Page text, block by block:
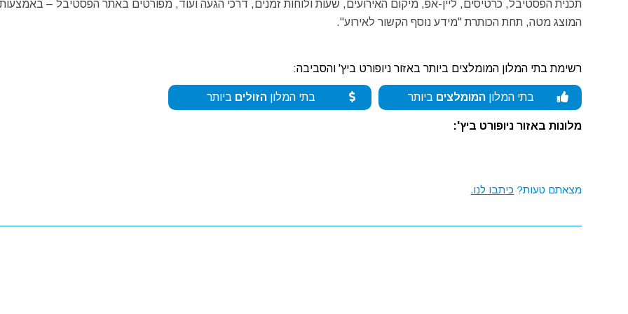
תכנית הפסטיבל, כרטיסים, ליין-אפ, מיקום האירועים, שעות ולוחות זמנים, דרכי הגעה ועוד, מפורטים באתר הפסטיבל –
המוצג מטה, תחת הכותרת "מידע נוסף הקשור לאירוע".
רשימת בתי המלון המומלצים ביותר באזור ניופורט ביץ' והסביבה:
בתי המלון המומלצים ביותר בתי המלוןהזולים ביותר
מלונות באזור ניופורט ביץ':
מצאתם טעות? כיתבו לנו.